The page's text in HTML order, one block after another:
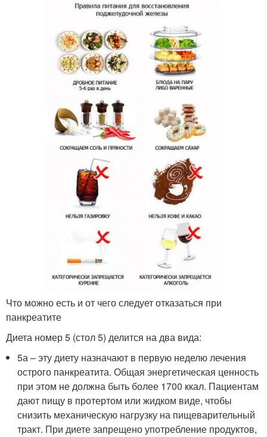
Что можно есть и от чего следует отказаться при
панкреатите
Диета номер 5 (стол 5) делится на два вида:
5а – эту диету назначают в первую неделю лечения
острого панкреатита. Общая энергетическая ценность
при этом не должна быть более 1700 ккал. Пациентам
дают пищу в протертом или жидком виде, чтобы
снизить механическую нагрузку на пищеварительный
тракт. При диете запрещено употребление продуктов,